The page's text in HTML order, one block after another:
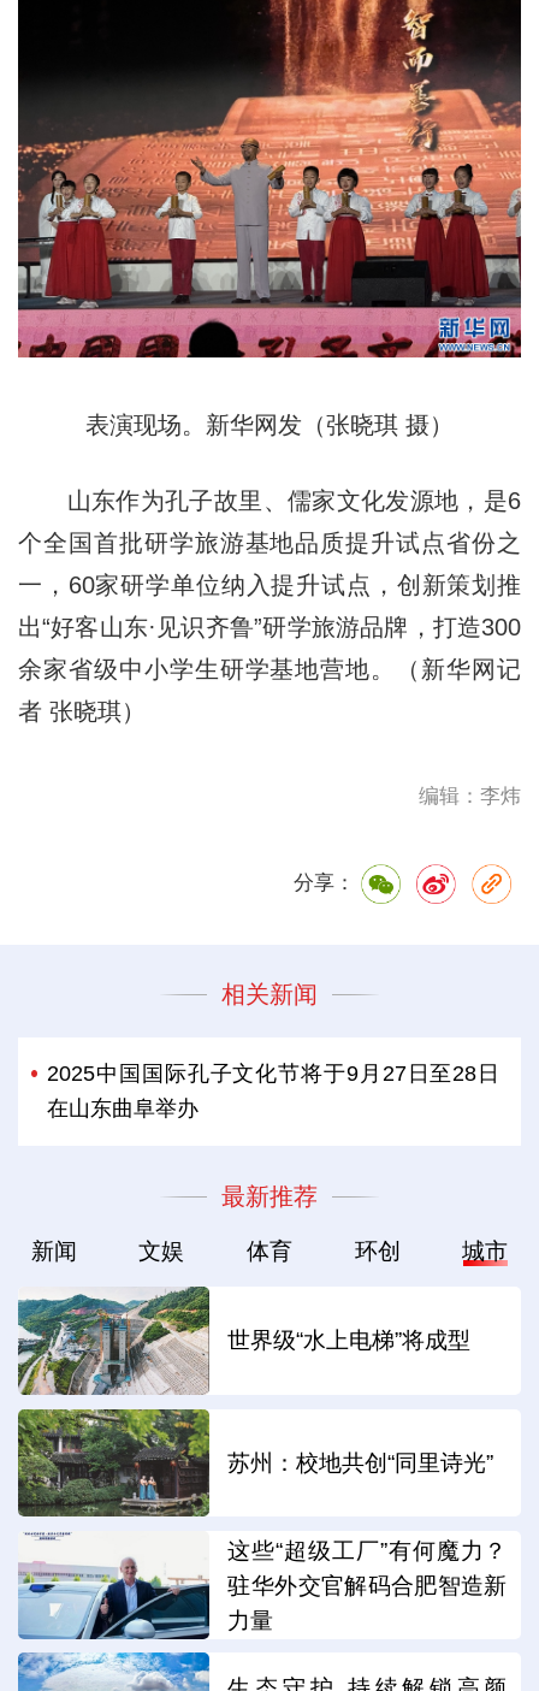
表演现场。新华网发（张晓琪 摄）
山东作为孔子故里、儒家文化发源地，是6
个全国首批研学旅游基地品质提升试点省份之
一，60家研学单位纳入提升试点，创新策划推
出“好客山东·见识齐鲁”研学旅游品牌，打造300
余家省级中小学生研学基地营地。（新华网记
者 张晓琪）
编辑：李炜
分享：
相关新闻
2025中国国际孔子文化节将于9月27日至28日
在山东曲阜举办
最新推荐
新闻 文娱 体育 环创 城市
世界级“水上电梯”将成型
苏州：校地共创“同里诗光”
这些“超级工厂”有何魔力？
驻华外交官解码合肥智造新
力量